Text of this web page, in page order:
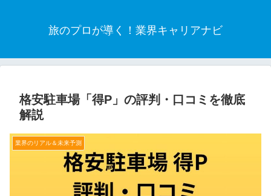
旅のプロが導く！業界キャリアナビ
格安駐車場「得P」の評判・口コミを徹底
解説
業界のリアル＆未来予測